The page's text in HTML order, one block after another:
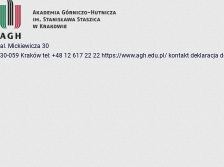
al. Mickiewicza 30
30-059 Kraków tel: +48 12 617 22 22 https://www.agh.edu.pl/ kontakt deklaracja